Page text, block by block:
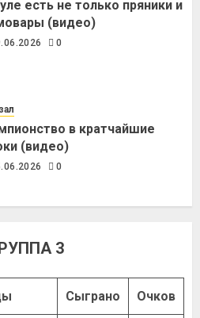
есть не только пряники и
(видео)
0
в кратчайшие
(видео)
0
3
Сыграно Очков